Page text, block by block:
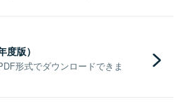
版）
形式でダウンロードできま